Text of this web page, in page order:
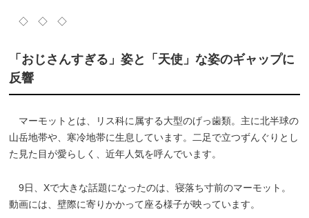
◇ ◇ ◇
「おじさんすぎる」姿と「天使」な姿のギャップに
反響
マーモットとは、リス科に属する大型のげっ歯類。主に北半球の
山岳地帯や、寒冷地帯に生息しています。二足で立つずんぐりとし
た見た目が愛らしく、近年人気を呼んでいます。
9日、Xで大きな話題になったのは、寝落ち寸前のマーモット。
動画には、壁際に寄りかかって座る様子が映っています。